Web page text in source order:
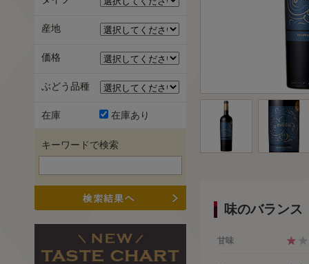
味のバランス
甘味
産地
価格
ぶどう品種
在庫 在庫あり
キーワードで検索